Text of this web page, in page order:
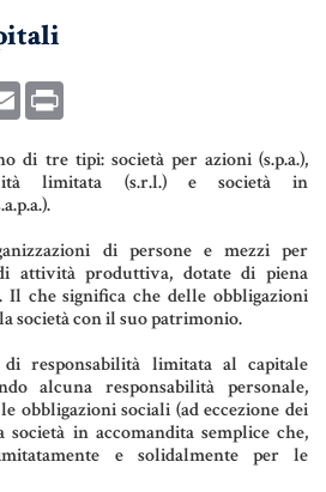
Tutela del
FIDUCIARIO
Email
di tre tipi: società per azioni (s.p.a.),
limitata (s.r.l.) e società in
di persone e mezzi per
attività produttiva, dotate di piena
Il che significa che delle obbligazioni
società con il suo patrimonio.
responsabilità limitata al capitale
alcuna responsabilità personale,
obbligazioni sociali (ad eccezione dei
società in accomandita semplice che,
e solidalmente per le